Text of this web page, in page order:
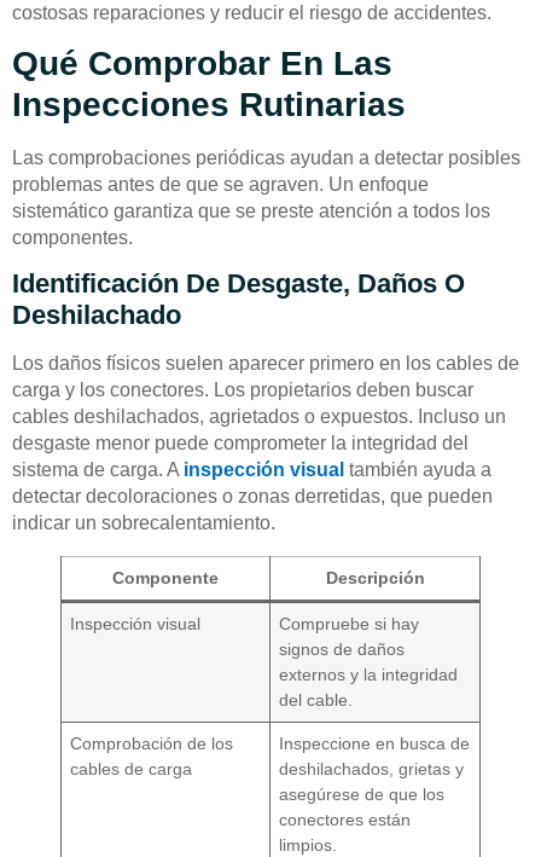
costosas reparaciones y reducir el riesgo de accidentes.
Qué Comprobar En Las
Inspecciones Rutinarias
Las comprobaciones periódicas ayudan a detectar posibles
problemas antes de que se agraven. Un enfoque
sistemático garantiza que se preste atención a todos los
componentes.
Identificación De Desgaste, Daños O
Deshilachado
Los daños físicos suelen aparecer primero en los cables de
carga y los conectores. Los propietarios deben buscar
cables deshilachados, agrietados o expuestos. Incluso un
desgaste menor puede comprometer la integridad del
sistema de carga. A inspección visual también ayuda a
detectar decoloraciones o zonas derretidas, que pueden
indicar un sobrecalentamiento.
Componente Descripción
Inspección visual
Compruebe si hay
signos de daños
externos y la integridad
del cable.
Comprobación de los
cables de carga
Inspeccione en busca de
deshilachados, grietas y
asegúrese de que los
conectores están
limpios.